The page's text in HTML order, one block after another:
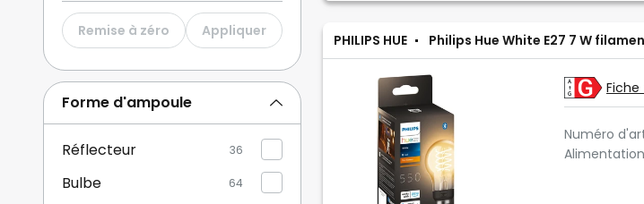
PHILIPS HUE Philips Hue White E27 7 W
Numéro
Remise à zéro Appliquer
Forme d'ampoule
Réflecteur 36
Bulbe 64